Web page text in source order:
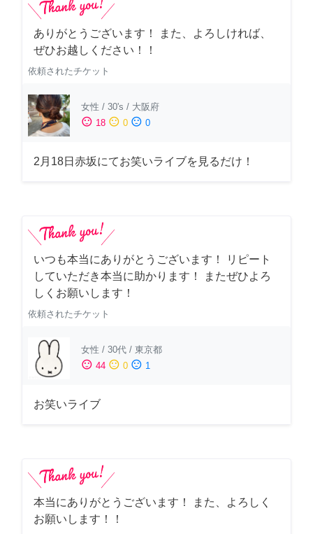
ありがとうございます！ また、よろしければ、
ぜひお越しください！！
依頼されたチケット
女性 / 30's / 大阪府
sentiment_satisfied 18 sentiment_neutral 0 sentiment_dissatisfied 0
2月18日赤坂にてお笑いライブを見るだけ！
いつも本当にありがとうございます！ リピート
していただき本当に助かります！ またぜひよろ
しくお願いします！
依頼されたチケット
女性 / 30代 / 東京都
sentiment_satisfied 44 sentiment_neutral 0 sentiment_dissatisfied 1
お笑いライブ
本当にありがとうございます！ また、よろしく
お願いします！！